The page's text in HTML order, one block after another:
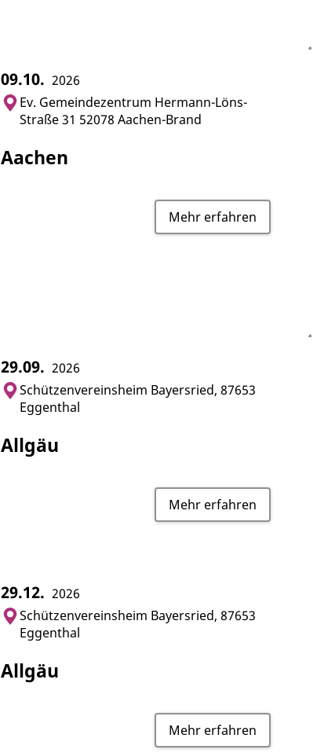
09.10. 2026
Aachen
Ev. Gemeindezentrum Hermann-Löns-
Straße 31 52078 Aachen-Brand
Mehr erfahren
29.09. 2026
Allgäu
Schützenvereinsheim Bayersried, 87653
Eggenthal
Mehr erfahren
29.12. 2026
Allgäu
Schützenvereinsheim Bayersried, 87653
Eggenthal
Mehr erfahren